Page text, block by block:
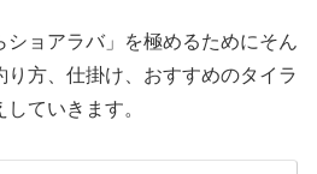
ショアラバ」を極めるためにそん
方、仕掛け、おすすめのタイラ
ていきます。